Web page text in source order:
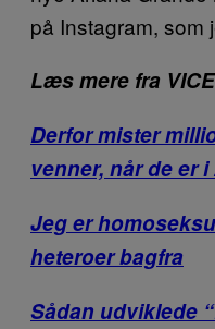
på Instagram, som
Læs mere fra
Derfor mister
venner, når de er i
Jeg er
heteroer bagfra
Sådan udviklede